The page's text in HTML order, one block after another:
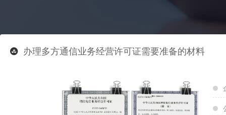
办理多方通信业务经营许可证需要准备的材料